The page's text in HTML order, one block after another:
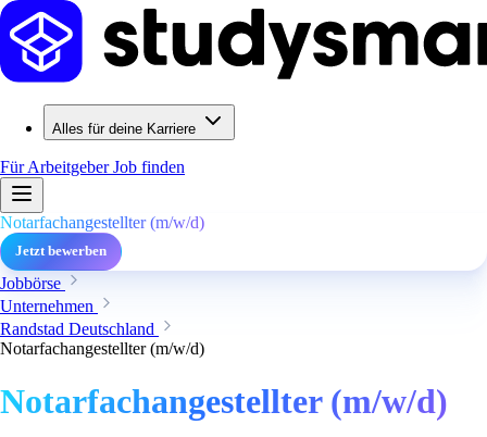
Alles für deine Karriere
Für ArbeitgeberJob finden
Notarfachangestellter (m/w/d)
Jetzt bewerben
Jobbörse
Unternehmen
Randstad Deutschland
Notarfachangestellter (m/w/d)
Notarfachangestellter (m/w/d)